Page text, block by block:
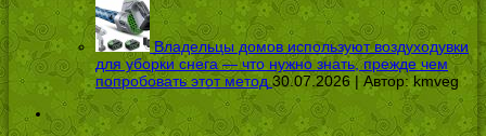
Владельцы домов используют воздуходувки
для уборки снега — что нужно знать, прежде чем
попробовать этот метод 30.07.2026 | Автор:kmveg